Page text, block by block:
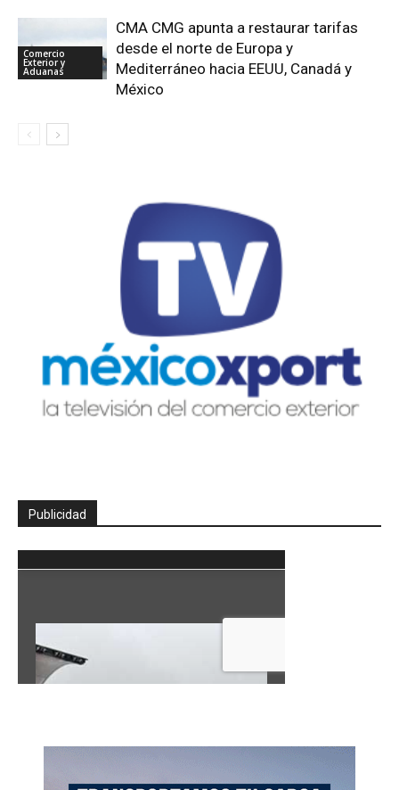
Comercio
Exterior y
Aduanas
CMA CMG apunta a restaurar tarifas
desde el norte de Europa y
Mediterráneo hacia EEUU, Canadá y
México
Publicidad